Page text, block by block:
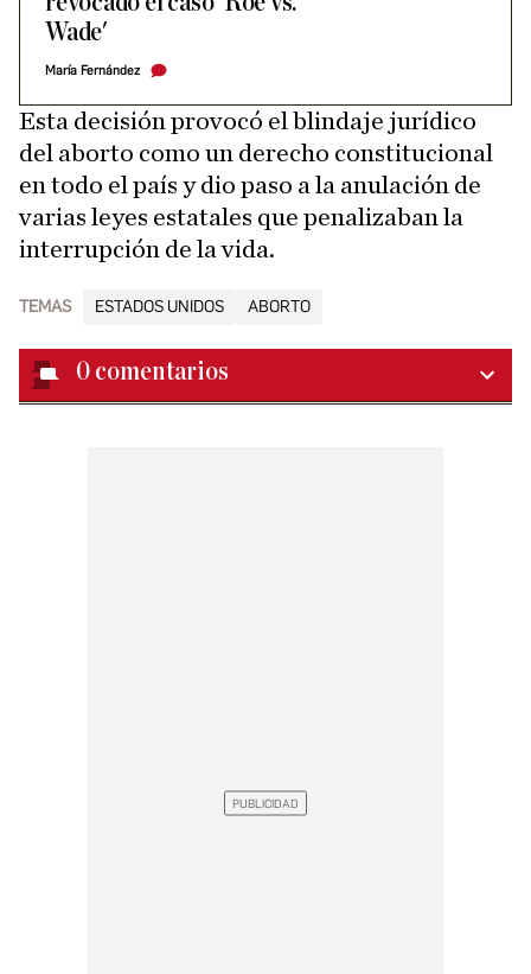
Wade'
María Fernández
Esta decisión provocó el blindaje jurídico
del aborto como un derecho constitucional
en todo el país y dio paso a la anulación de
varias leyes estatales que penalizaban la
interrupción de la vida.
TEMAS ESTADOS UNIDOS ABORTO
0 comentarios